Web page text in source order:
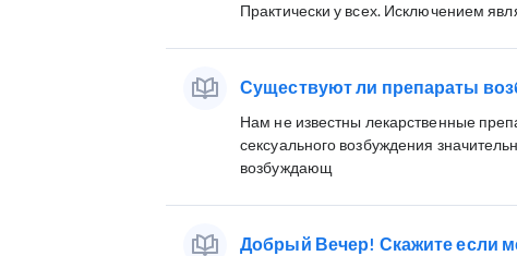
Практически у всех. Исключением
Существуют ли препараты
Нам не известны лекарственные
сексуального возбуждения
возбуждающ
Добрый Вечер! Скажите если